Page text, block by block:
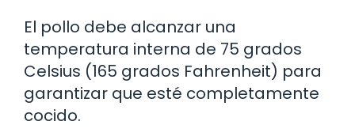
El pollo debe alcanzar una
temperatura interna de 75 grados
Celsius (165 grados Fahrenheit) para
garantizar que esté completamente
cocido.